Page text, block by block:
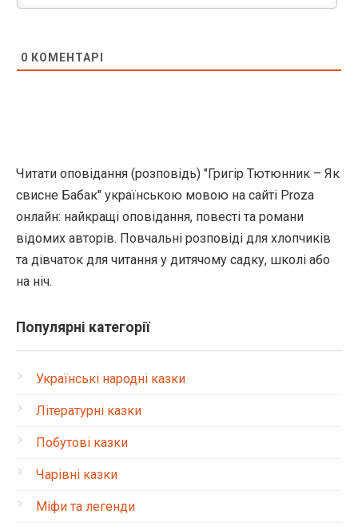
0 КОМЕНТАРІ
Читати оповідання (розповідь) "Григір Тютюнник – Як
свисне Бабак" українською мовою на сайті Proza
онлайн: найкращі оповідання, повесті та романи
відомих авторів. Повчальні розповіді для хлопчиків
та дівчаток для читання у дитячому садку, школі або
на ніч.
Популярні категорії
Українські народні казки
Літературні казки
Побутові казки
Чарівні казки
Міфи та легенди